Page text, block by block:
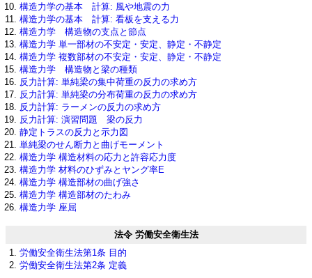
構造力学の基本 計算: 風や地震の力
構造力学の基本 計算: 看板を支える力
構造力学 構造物の支点と節点
構造力学 単一部材の不安定・安定、静定・不静定
構造力学 複数部材の不安定・安定、静定・不静定
構造力学 構造物と梁の種類
反力計算: 単純梁の集中荷重の反力の求め方
反力計算: 単純梁の分布荷重の反力の求め方
反力計算: ラーメンの反力の求め方
反力計算: 演習問題 梁の反力
静定トラスの反力と示力図
単純梁のせん断力と曲げモーメント
構造力学 構造材料の応力と許容応力度
構造力学 材料のひずみとヤング率E
構造力学 構造部材の曲げ強さ
構造力学 構造部材のたわみ
構造力学 座屈
法令 労働安全衛生法
労働安全衛生法第1条 目的
労働安全衛生法第2条 定義